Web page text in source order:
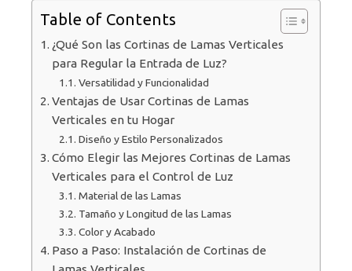
Table of Contents
¿Qué Son las Cortinas de Lamas Verticales
para Regular la Entrada de Luz?
Versatilidad y Funcionalidad
Ventajas de Usar Cortinas de Lamas
Verticales en tu Hogar
Diseño y Estilo Personalizados
Cómo Elegir las Mejores Cortinas de Lamas
Verticales para el Control de Luz
Material de las Lamas
Tamaño y Longitud de las Lamas
Color y Acabado
Paso a Paso: Instalación de Cortinas de